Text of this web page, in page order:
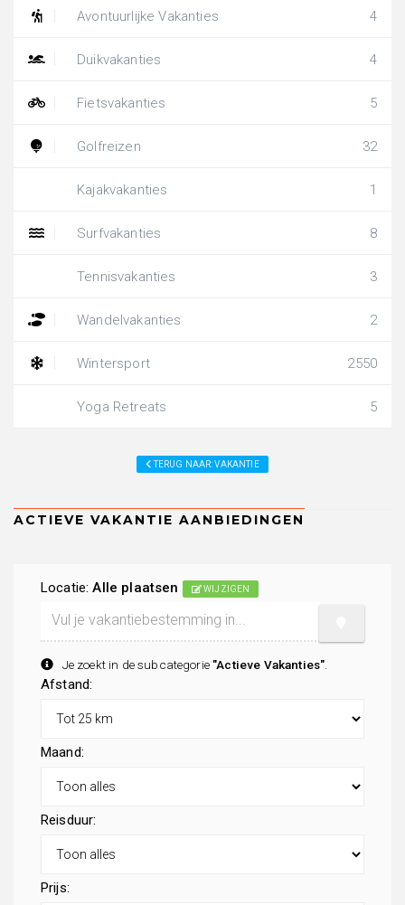
Avontuurlijke Vakanties 4
Duikvakanties 4
Fietsvakanties 5
Golfreizen 32
Kajakvakanties 1
Surfvakanties 8
Tennisvakanties 3
Wandelvakanties 2
Wintersport 2550
Yoga Retreats 5
TERUG NAAR: VAKANTIE
Locatie:Alle plaatsen WIJZIGEN
Je zoekt in de subcategorie "Actieve Vakanties"
Afstand:
Maand:
Reisduur:
Prijs: